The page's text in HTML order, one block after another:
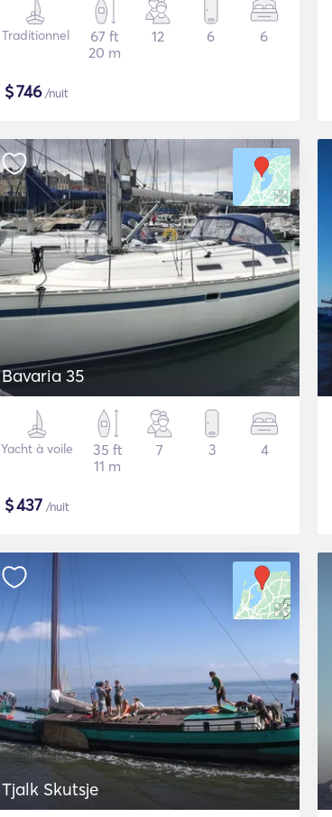
Traditionnel
67 ft
20 m
12 6 6
$746/nuit
Bavaria 35
Yacht à voile
35 ft
11 m
7 3 4
$437 /nuit
Tjalk Skutsje